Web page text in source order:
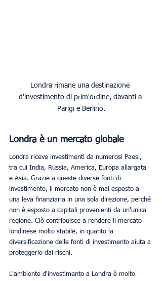
Londra rimane una destinazione
d'investimento di prim'ordine, davanti a
Parigi e Berlino.
Londra è un mercato globale
Londra riceve investimenti da numerosi Paesi,
tra cui India, Russia, America, Europa allargata
e Asia. Grazie a queste diverse fonti di
investimento, il mercato non è mai esposto a
una leva finanziaria in una sola direzione, perché
non è esposto a capitali provenienti da un'unica
regione. Ciò contribuisce a rendere il mercato
londinese molto stabile, in quanto la
diversificazione delle fonti di investimento aiuta a
proteggerlo dai rischi.
L'ambiente d'investimento a Londra è molto